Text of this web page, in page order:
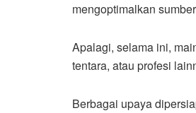
mengoptimalkan
Apalagi, selama ini,
tentara, atau profesi
Berbagai upaya